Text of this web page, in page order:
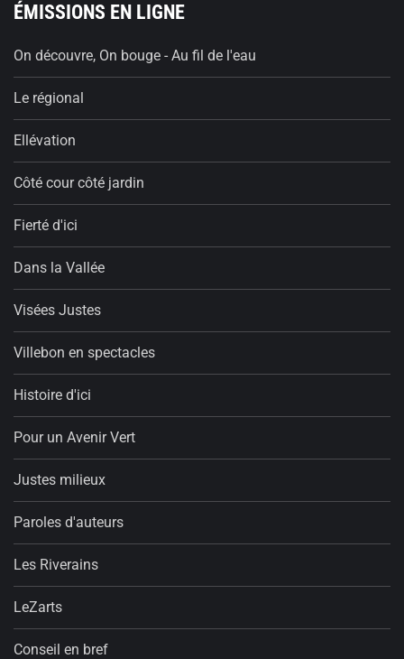
ÉMISSIONS EN LIGNE
On découvre, On bouge - Au fil de l'eau
Le régional
Ellévation
Côté cour côté jardin
Fierté d'ici
Dans la Vallée
Visées Justes
Villebon en spectacles
Histoire d'ici
Pour un Avenir Vert
Justes milieux
Paroles d'auteurs
Les Riverains
LeZarts
Conseil en bref